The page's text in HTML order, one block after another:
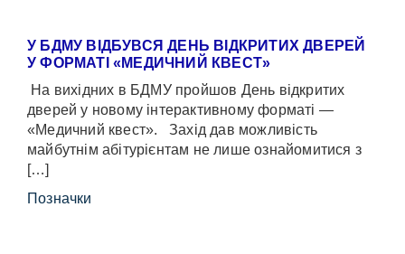
У БДМУ ВІДБУВСЯ ДЕНЬ ВІДКРИТИХ ДВЕРЕЙ
У ФОРМАТІ «МЕДИЧНИЙ КВЕСТ»
На вихідних в БДМУ пройшов День відкритих
дверей у новому інтерактивному форматі —
«Медичний квест». Захід дав можливість
майбутнім абітурієнтам не лише ознайомитися з
[…]
Позначки